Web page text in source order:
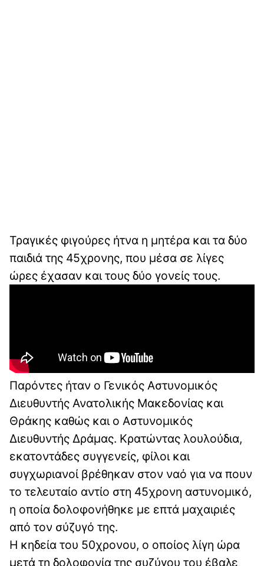
Τραγικές φιγούρες ήτνα η μητέρα και τα δύο
παιδιά της 45χρονης, που μέσα σε λίγες
ώρες έχασαν και τους δύο γονείς τους.
Παρόντες ήταν ο Γενικός Αστυνομικός
Διευθυντής Ανατολικής Μακεδονίας και
Θράκης καθώς και ο Αστυνομικός
Διευθυντής Δράμας. Κρατώντας λουλούδια,
εκατοντάδες συγγενείς, φίλοι και
συγχωριανοί βρέθηκαν στον ναό για να πουν
το τελευταίο αντίο στη 45χρονη αστυνομικό,
η οποία δολοφονήθηκε με επτά μαχαιριές
από τον σύζυγό της.
Η κηδεία του 50χρονου, ο οποίος λίγη ώρα
μετά τη δολοφονία της συζύγου του έβαλε